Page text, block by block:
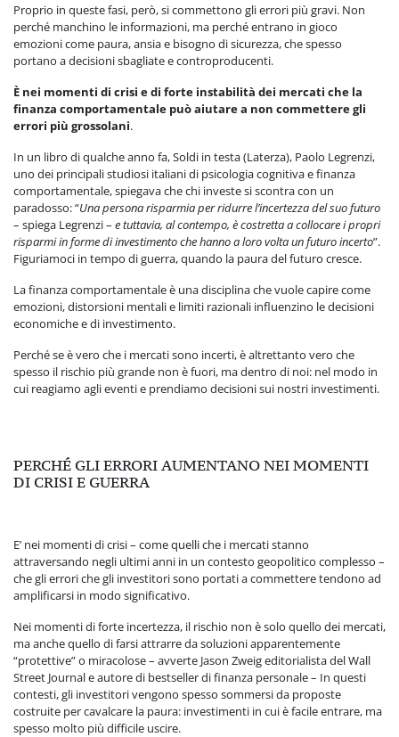
Proprio in queste fasi, però, si commettono gli errori più gravi. Non
perché manchino le informazioni, ma perché entrano in gioco
emozioni come paura, ansia e bisogno di sicurezza, che spesso
portano a decisioni sbagliate e controproducenti.
È nei momenti di crisi e di forte instabilità dei mercati che la
finanza comportamentale può aiutare a non commettere gli
errori più grossolani.
In un libro di qualche anno fa, Soldi in testa (Laterza), Paolo Legrenzi,
uno dei principali studiosi italiani di psicologia cognitiva e finanza
comportamentale, spiegava che chi investe si scontra con un
paradosso: “Una persona risparmia per ridurre l’incertezza del suo futuro
– spiega Legrenzi – e tuttavia, al contempo, è costretta a collocare i propri
risparmi in forme di investimento che hanno a loro volta un futuro incerto”.
Figuriamoci in tempo di guerra, quando la paura del futuro cresce.
La finanza comportamentale è una disciplina che vuole capire come
emozioni, distorsioni mentali e limiti razionali influenzino le decisioni
economiche e di investimento.
Perché se è vero che i mercati sono incerti, è altrettanto vero che
spesso il rischio più grande non è fuori, ma dentro di noi: nel modo in
cui reagiamo agli eventi e prendiamo decisioni sui nostri investimenti.
PERCHÉ GLI ERRORI AUMENTANO NEI MOMENTI
DI CRISI E GUERRA
E’ nei momenti di crisi – come quelli che i mercati stanno
attraversando negli ultimi anni in un contesto geopolitico complesso –
che gli errori che gli investitori sono portati a commettere tendono ad
amplificarsi in modo significativo.
Nei momenti di forte incertezza, il rischio non è solo quello dei mercati,
ma anche quello di farsi attrarre da soluzioni apparentemente
“protettive” o miracolose – avverte Jason Zweig editorialista del Wall
Street Journal e autore di bestseller di finanza personale – In questi
contesti, gli investitori vengono spesso sommersi da proposte
costruite per cavalcare la paura: investimenti in cui è facile entrare, ma
spesso molto più difficile uscire.